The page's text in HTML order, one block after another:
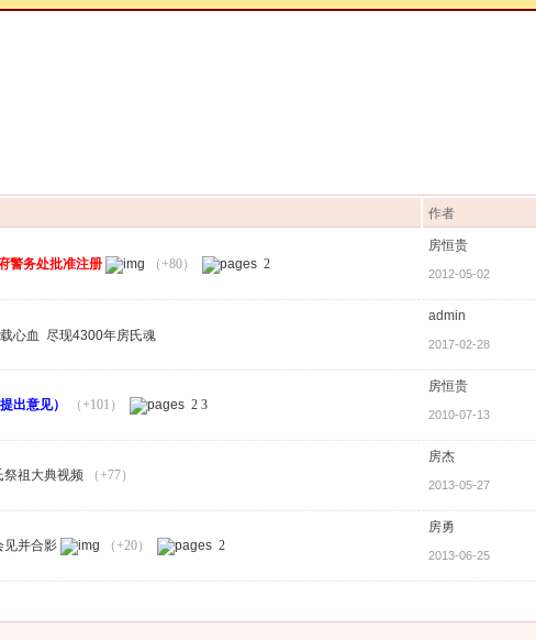
作者
警务处批准注册 （+80） 2
房恒贵
2012-05-02
心血 尽现4300年房氏魂
admin
2017-02-28
出意见） （+101） 2 3
房恒贵
2010-07-13
祭祖大典视频 （+77）
房杰
2013-05-27
见并合影 （+20） 2
房勇
2013-06-25